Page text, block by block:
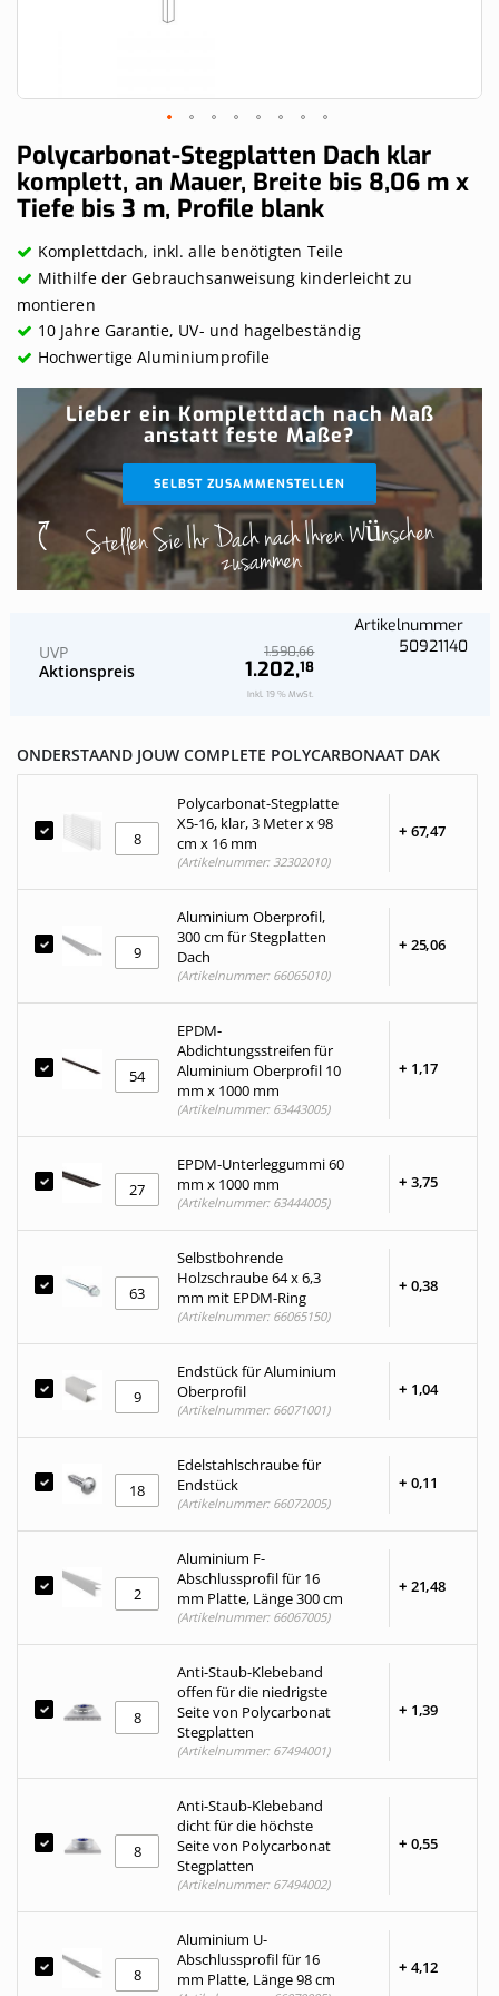
Skip
to
the
beginning
the
images
gallery
Polycarbonat-Stegplatten Dach klar
komplett, an Mauer, Breite bis 8,06 m x
Tiefe bis 3 m, Profile blank
Komplettdach, inkl. alle benötigten Teile
Mithilfe der Gebrauchsanweisung kinderleicht zu
montieren
10 Jahre Garantie, UV- und hagelbeständig
Hochwertige Aluminiumprofile
Lieber ein Komplettdach nach Maß
anstatt feste Maße?
SELBST ZUSAMMENSTELLEN
Stellen Sie Ihr Dach nach Ihren Wünschen
zusammen
Aktionspreis 1.202,18
UVP 1.590,66
Inkl. 19 % MwSt.
Artikelnummer
50921140
ONDERSTAAND JOUW COMPLETE POLYCARBONAAT DAK
Polycarbonat-Stegplatte
X5-16, klar, 3 Meter x 98
cm x 16 mm
+ 67,47
(Artikelnummer: 32302010)
Aluminium Oberprofil,
300 cm für Stegplatten
Dach
+ 25,06
(Artikelnummer: 66065010)
EPDM-
Abdichtungsstreifen für
Aluminium Oberprofil 10
mm x 1000 mm
+ 1,17
(Artikelnummer: 63443005)
EPDM-Unterleggummi 60
mm x 1000 mm
+ 3,75
(Artikelnummer: 63444005)
Selbstbohrende
Holzschraube 64 x 6,3
mm mit EPDM-Ring
+ 0,38
(Artikelnummer: 66065150)
Endstück für Aluminium
Oberprofil
+ 1,04
(Artikelnummer: 66071001)
Edelstahlschraube für
Endstück
+ 0,11
(Artikelnummer: 66072005)
Aluminium F-
Abschlussprofil für 16
mm Platte, Länge 300 cm
+ 21,48
(Artikelnummer: 66067005)
Anti-Staub-Klebeband
offen für die niedrigste
Seite von Polycarbonat
Stegplatten
+ 1,39
(Artikelnummer: 67494001)
Anti-Staub-Klebeband
dicht für die höchste
Seite von Polycarbonat
Stegplatten
+ 0,55
(Artikelnummer: 67494002)
Aluminium U-
Abschlussprofil für 16
mm Platte, Länge 98 cm
+ 4,12